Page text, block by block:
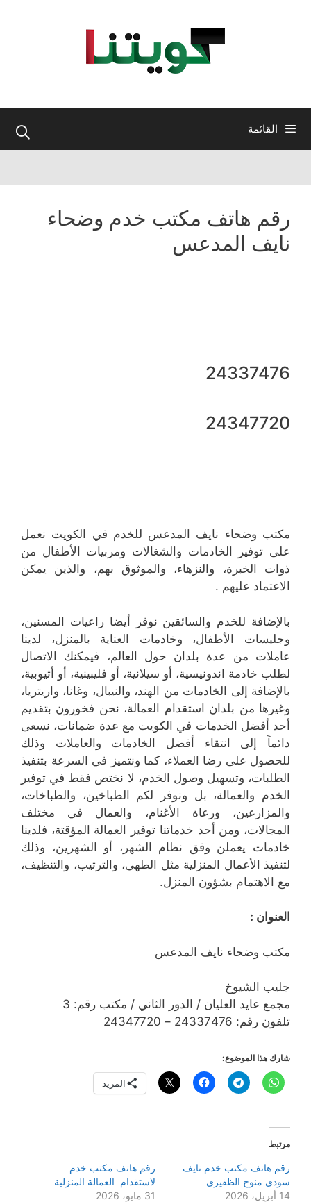
القائمة
رقم هاتف مكتب خدم وضحاء
نايف المدعس
24337476
24347720
مكتب وضحاء نايف المدعس للخدم في الكويت نعمل
على توفير الخادمات والشغالات ومربيات الأطفال من
ذوات الخبرة، والنزهاء، والموثوق بهم، والذين يمكن
الاعتماد عليهم .
بالإضافة للخدم والسائقين نوفر أيضا راعيات المسنين،
وجليسات الأطفال، وخادمات العناية بالمنزل، لدينا
عاملات من عدة بلدان حول العالم، فيمكنك الاتصال
لطلب خادمة اندونيسية، أو سيلانية، أو فليبينية، أو أثيوبية،
بالإضافة إلى الخادمات من الهند، والنيبال، وغانا، واريتريا،
وغيرها من بلدان استقدام العمالة، نحن فخورون بتقديم
أحد أفضل الخدمات في الكويت مع عدة ضمانات، نسعى
دائماً إلى انتقاء أفضل الخادمات والعاملات وذلك
للحصول على رضا العملاء، كما ونتميز في السرعة بتنفيذ
الطلبات، وتسهيل وصول الخدم، لا نختص فقط في توفير
الخدم والعمالة، بل ونوفر لكم الطباخين، والطباخات،
والمزارعين، ورعاة الأغنام، والعمال في مختلف
المجالات، ومن أحد خدماتنا توفير العمالة المؤقتة، فلدينا
خادمات يعملن وفق نظام الشهر، أو الشهرين، وذلك
لتنفيذ الأعمال المنزلية مثل الطهي، والترتيب، والتنظيف،
مع الاهتمام بشؤون المنزل.
العنوان :
مكتب وضحاء نايف المدعس
جليب الشيوخ
مجمع عايد العليان / الدور الثاني / مكتب رقم: 3
تلفون رقم: 24337476 – 24347720
شارك هذا الموضوع:
المزيد
مرتبط
رقم هاتف مكتب خدم نايف
سودي منوخ الظفيري
14 أبريل، 2026
رقم هاتف مكتب خدم
لاستقدام العمالة المنزلية
31 مايو، 2026